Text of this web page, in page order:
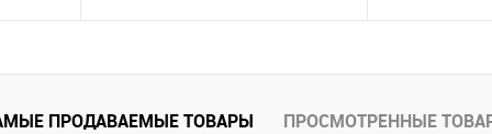
Купить в 1 клик
К сравнению
Купить в 1
ПРОДАВАЕМЫЕ ТОВАРЫ ПРОСМОТРЕННЫЕ